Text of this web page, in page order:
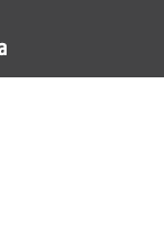
de